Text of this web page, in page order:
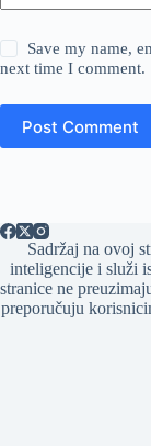
Save my name,
next time I comment.
Post Comment
Sadržaj na ovoj
inteligencije i služi
stranice ne
preporučuju